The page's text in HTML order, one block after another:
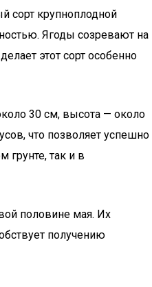
сорт крупноплодной
Ягоды созревают на
этот сорт особенно
30 см, высота — около
что позволяет успешно
грунте, так и в
половине мая. Их
получению